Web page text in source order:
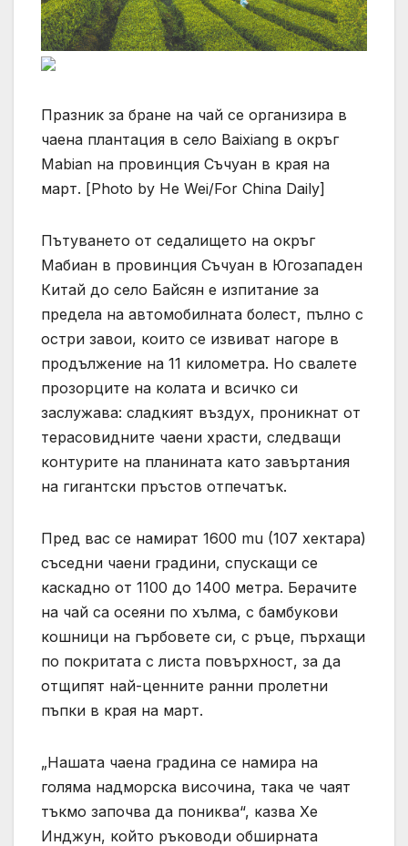
Празник за бране на чай се организира в
чаена плантация в село Baixiang в окръг
Mabian на провинция Съчуан в края на
март. [Photo by He Wei/For China Daily]
Пътуването от седалището на окръг
Мабиан в провинция Съчуан в Югозападен
Китай до село Байсян е изпитание за
предела на автомобилната болест, пълно с
остри завои, които се извиват нагоре в
продължение на 11 километра. Но свалете
прозорците на колата и всичко си
заслужава: сладкият въздух, проникнат от
терасовидните чаени храсти, следващи
контурите на планината като завъртания
на гигантски пръстов отпечатък.
Пред вас се намират 1600 mu (107 хектара)
съседни чаени градини, спускащи се
каскадно от 1100 до 1400 метра. Берачите
на чай са осеяни по хълма, с бамбукови
кошници на гърбовете си, с ръце, пърхащи
по покритата с листа повърхност, за да
отщипят най-ценните ранни пролетни
пъпки в края на март.
„Нашата чаена градина се намира на
голяма надморска височина, така че чаят
тъкмо започва да пониква“, казва Хе
Инджун, който ръководи обширната